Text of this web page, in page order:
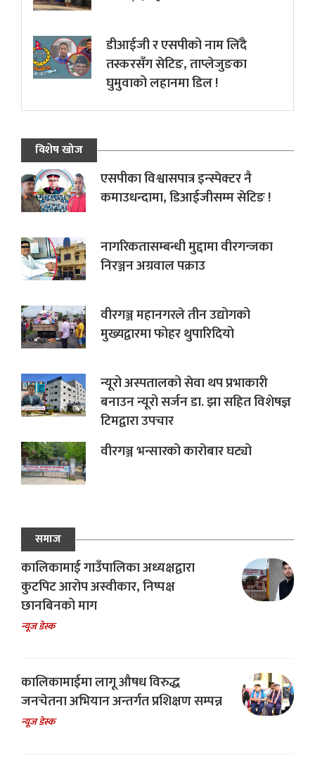
डीआईजी र एसपीको नाम लिँदै
तस्करसँग सेटिङ, ताप्लेजुङका
घुमुवाको लहानमा डिल !
विशेष खोज
एसपीका विश्वासपात्र इन्स्पेक्टर नै
कमाउधन्दामा, डिआईजीसम्म सेटिङ !
नागरिकतासम्बन्धी मुद्दामा वीरगन्जका
निरञ्जन अग्रवाल पक्राउ
वीरगञ्ज महानगरले तीन उद्योगको
मुख्यद्वारमा फोहर थुपारिदियो
न्यूरो अस्पतालको सेवा थप प्रभाकारी
बनाउन न्यूरो सर्जन डा. झा सहित विशेषज्ञ
टिमद्वारा उपचार
वीरगञ्ज भन्सारको कारोबार घट्यो
समाज
कालिकामाई गाउँपालिका अध्यक्षद्वारा
कुटपिट आरोप अस्वीकार, निष्पक्ष
छानबिनको माग
न्यूज डेस्क
कालिकामाईमा लागू औषध विरुद्ध
जनचेतना अभियान अन्तर्गत प्रशिक्षण सम्पन्न
न्यूज डेस्क